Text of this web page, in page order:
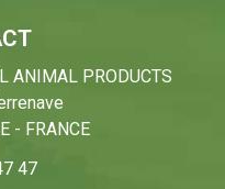
ANIMAL PRODUCTS
- FRANCE
47